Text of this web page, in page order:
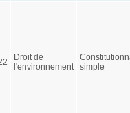
Droit de
l'environnement
simple